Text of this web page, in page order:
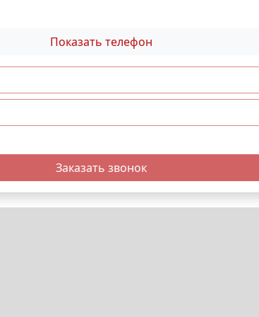
Показать телефон
Заказать звонок